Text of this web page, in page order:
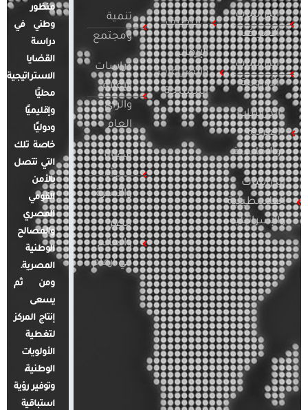
الدراسات
الأمريكية
الدراسات
الأوروبية
الدراسات
العربية
والإقليمية
الدراسات
الفلسطينية
والإسرائيلية
التطرف
الإرهاب
والصراعات
المسلحة
تنمية
ومجتمع
دراسات
الإعلام
والرأي
العام
قضايا
المرأة
والأسرة
مصر
والعالم
في أرقام
منظور
وطني في
دراسة
القضايا
الاستراتيجية
محليًا
وإقليميًا
ودوليًا
خاصة تلك
التي تتصل
بالأمن
القومي
المصري
والمصالح
الوطنية
المصرية.
ومن ثم
يسعى
إنتاج المركز
لتغطية
الأولويات
الوطنية،
وتوفير رؤية
استباقية